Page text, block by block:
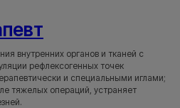
внутренних органов и тканей с
рефлексогенных точек
и специальными иглами;
тяжелых операций, устраняет